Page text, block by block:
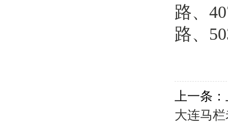
路、
路、
上一条
大连马